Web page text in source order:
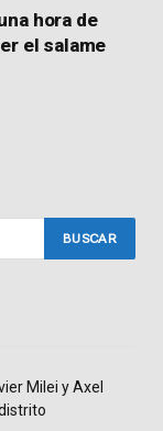
hora de
el salame
Milei y Axel